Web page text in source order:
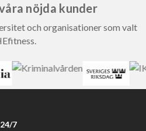
nöjda kunder
och organisationer som valt
7